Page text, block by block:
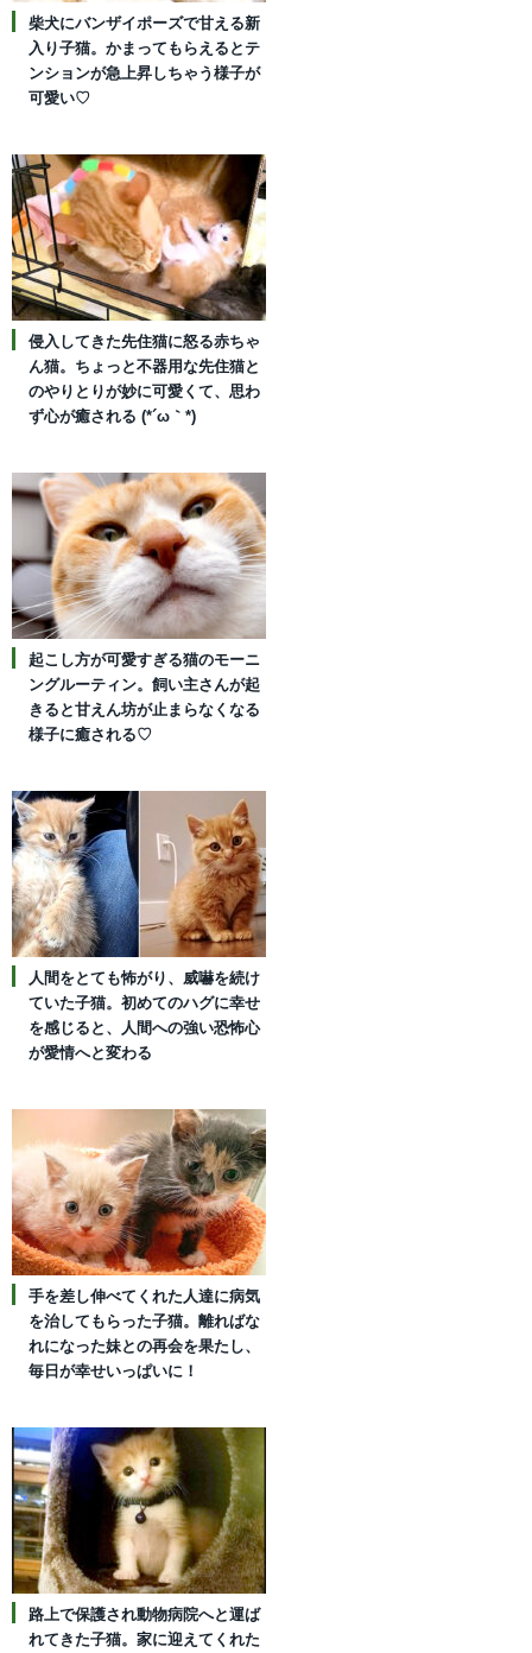
柴犬にバンザイポーズで甘える新
入り子猫。かまってもらえるとテ
ンションが急上昇しちゃう様子が
可愛い♡
侵入してきた先住猫に怒る赤ちゃ
ん猫。ちょっと不器用な先住猫と
のやりとりが妙に可愛くて、思わ
ず心が癒される (*´ω｀*)
起こし方が可愛すぎる猫のモーニ
ングルーティン。飼い主さんが起
きると甘えん坊が止まらなくなる
様子に癒される♡
人間をとても怖がり、威嚇を続け
ていた子猫。初めてのハグに幸せ
を感じると、人間への強い恐怖心
が愛情へと変わる
手を差し伸べてくれた人達に病気
を治してもらった子猫。離ればな
れになった妹との再会を果たし、
毎日が幸せいっぱいに！
路上で保護され動物病院へと運ば
れてきた子猫。家に迎えてくれた